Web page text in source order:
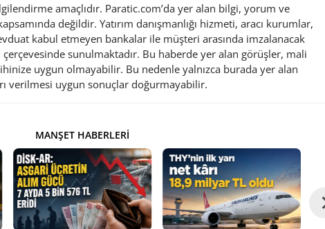
amaçlıdır. Paratic.com’da yer alan bilgi, yorum ve
değildir. Yatırım danışmanlığı hizmeti, aracı kurumlar,
kabul etmeyen bankalar ile müşteri arasında imzalanacak
çerçevesinde sunulmaktadır. Bu haberde yer alan görüşler, mali
uygun olmayabilir. Bu nedenle yalnızca burada yer alan
verilmesi uygun sonuçlar doğurmayabilir.
MANŞET HABERLERI